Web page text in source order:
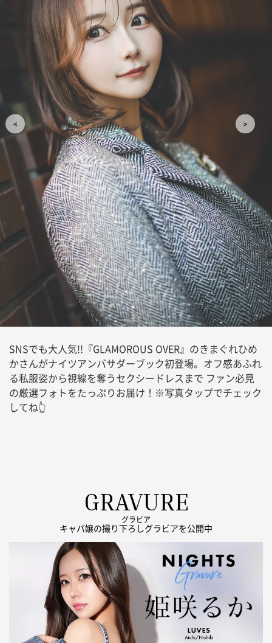
SNSでも大人気!!『GLAMOROUS OVER』のきまぐれひめ
かさんがナイツアンバサダーブック初登場。オフ感あふれ
る私服姿から視線を奪うセクシードレスまで ファン必見
の厳選フォトをたっぷりお届け！※写真タップでチェック
してね👆
GRAVURE
グラビア
キャバ嬢の撮り下ろしグラビアを公開中